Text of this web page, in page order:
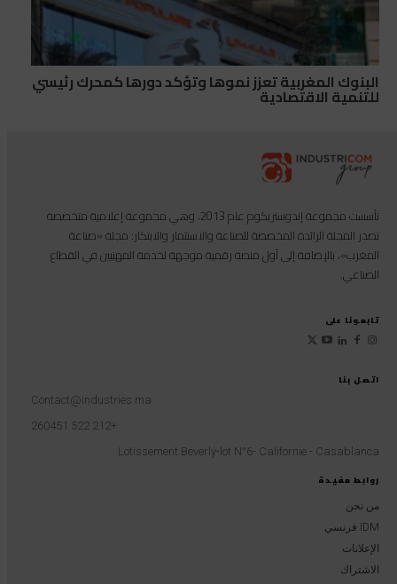
البنوك المغربية تعزز نموها وتؤكد دورها كمحرك رئيسي
للتنمية الاقتصادية
روابط مفيدة
من نحن
IDM فرنسي
الإعلانات
الاشتراك
اتصل بنا
Contact@industries.ma
+212 522 260451
Lotissement Beverly-lot N°6- Californie - Casablanca
تأسست مجموعة إندوستريكوم عام 2013، وهي مجموعة إعلامية متخصصة
تصدر المجلة الرائدة المخصصة للصناعة والاستثمار والابتكار: مجلة «صناعة
المغرب»، بالإضافة إلى أول منصة رقمية موجهة لخدمة المهنيين في القطاع
الصناعي.
تابعونا على